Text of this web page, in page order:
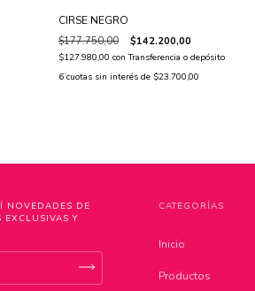
CIRSE NEGRO
$177.750,00 $142.200,00
$127.980,00 con Transferencia o depósito
6 cuotas sin interés de $23.700,00
NOVEDADES DE
EXCLUSIVAS Y
CATEGORÍAS
Inicio
Productos